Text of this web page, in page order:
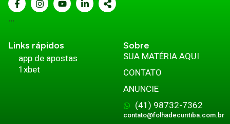
...
Links rápidos
app de apostas
1xbet
Sobre
SUA MATÉRIA AQUI
CONTATO
ANUNCIE
(41) 98732-7362
contato@folhadecuritiba.com.br